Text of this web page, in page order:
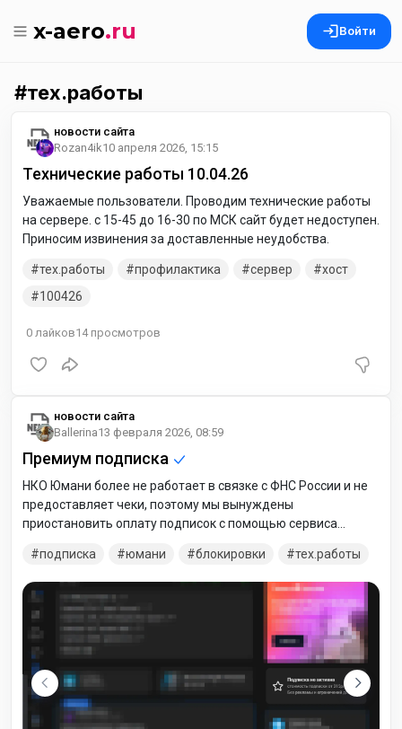
x-aero.ru Войти
тех.работы
новости сайта
Rozan4ik10 апреля 2026, 15:15
Технические работы 10.04.26
Уважаемые пользователи. Проводим технические работы
на сервере. с 15-45 до 16-30 по МСК сайт будет недоступен.
Приносим извинения за доставленные неудобства.
тех.работы профилактика сервер
хост
100426
0 лайков14просмотров
новости сайта
Ballerina13 февраля 2026, 08:59
Премиум подписка
НКО Юмани более не работает в связке с ФНС России и не
предоставляет чеки, поэтому мы вынуждены
приостановить оплату подписок с помощью сервиса
маршруты транзакций через другой аккредитованный
сервис. Приносим свои извинения за доставленные
неудобства.
подписка юмани блокировки тех.работы